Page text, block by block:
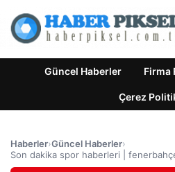
Güncel Haberler Firma
Çerez
Haberler›Güncel Haberler›
Son dakika spor haberleri |